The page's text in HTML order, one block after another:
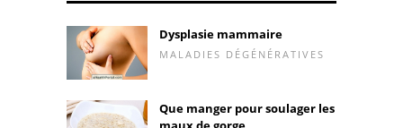
Dysplasie mammaire
MALADIES DÉGÉNÉRATIVES
Que manger pour soulager les